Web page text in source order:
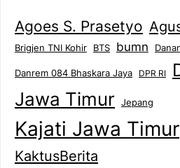
Agoes S. Prasetyo
Brigjen TNI Kohir BTS bumn
Danrem 084 Bhaskara Jaya DPR RI
Jawa Timur Jepang
Kajati Jawa Timur
KaktusBerita